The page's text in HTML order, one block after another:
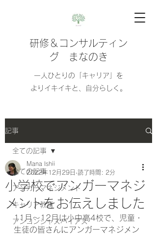
研修＆コンサルティン
グ まなのき
​​一人ひとりの「キャリア」を
よりイキイキと、自分らしく。
記事
全ての記事
アンガーマネジメント
キャリア教育
アンコンシャスバイアス
全ての記事
小学校でアンガーマネジ
メントをお伝えしました
Mana Ishii
2022年12月29日 読了時間: 2分
11月～12月は小中高4校で、児童・
生徒の皆さんにアンガーマネジメン